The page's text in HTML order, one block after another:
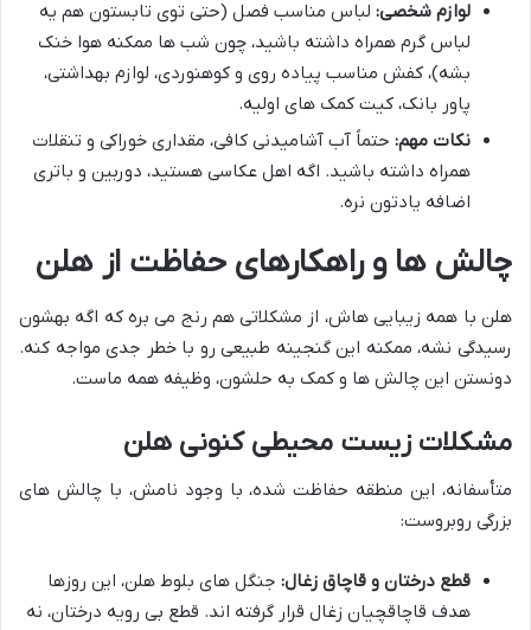
لوازم شخصی: لباس مناسب فصل (حتی توی تابستون هم یه
لباس گرم همراه داشته باشید، چون شب ها ممکنه هوا خنک
بشه)، کفش مناسب پیاده روی و کوهنوردی، لوازم بهداشتی،
پاور بانک، کیت کمک های اولیه.
نکات مهم: حتماً آب آشامیدنی کافی، مقداری خوراکی و تنقلات
همراه داشته باشید. اگه اهل عکاسی هستید، دوربین و باتری
اضافه یادتون نره.
چالش ها و راهکارهای حفاظت از هلن
هلن با همه زیبایی هاش، از مشکلاتی هم رنج می بره که اگه بهشون
رسیدگی نشه، ممکنه این گنجینه طبیعی رو با خطر جدی مواجه کنه.
دونستن این چالش ها و کمک به حلشون، وظیفه همه ماست.
مشکلات زیست محیطی کنونی هلن
متأسفانه، این منطقه حفاظت شده، با وجود نامش، با چالش های
بزرگی روبروست:
قطع درختان و قاچاق زغال: جنگل های بلوط هلن، این روزها
هدف قاچاقچیان زغال قرار گرفته اند. قطع بی رویه درختان، نه